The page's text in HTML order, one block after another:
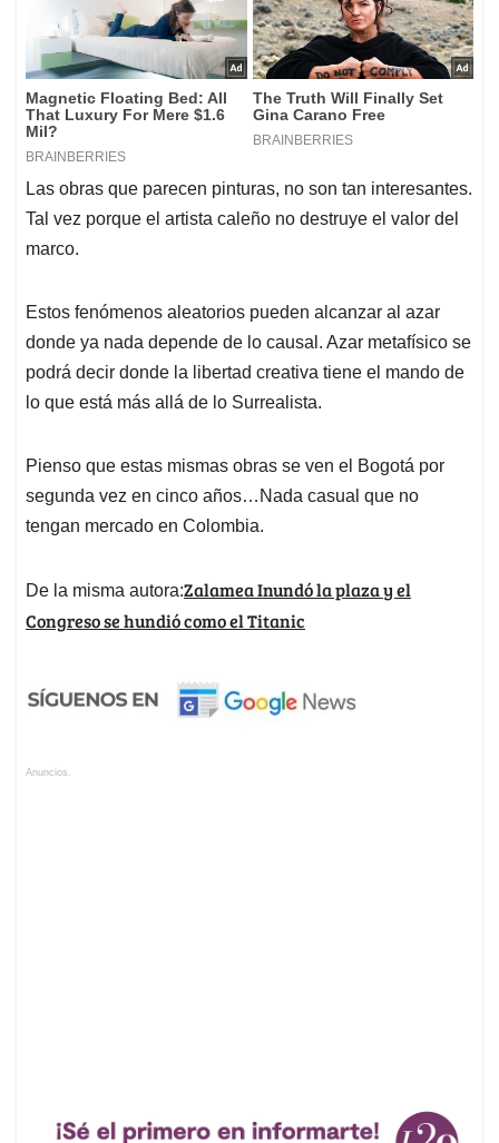
Las obras que parecen pinturas, no son tan interesantes.
Tal vez porque el artista caleño no destruye el valor del
marco.
Estos fenómenos aleatorios pueden alcanzar al azar
donde ya nada depende de lo causal. Azar metafísico se
podrá decir donde la libertad creativa tiene el mando de
lo que está más allá de lo Surrealista.
Pienso que estas mismas obras se ven el Bogotá por
segunda vez en cinco años…Nada casual que no
tengan mercado en Colombia.
De la misma autora:Zalamea Inundó la plaza y el
Congreso se hundió como el Titanic
Anuncios.